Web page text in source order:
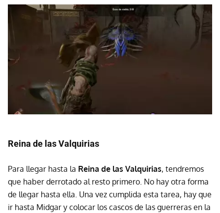
Reina de las Valquirias
Para llegar hasta la Reina de las Valquirias, tendremos
que haber derrotado al resto primero. No hay otra forma
de llegar hasta ella. Una vez cumplida esta tarea, hay que
ir hasta Midgar y colocar los cascos de las guerreras en la